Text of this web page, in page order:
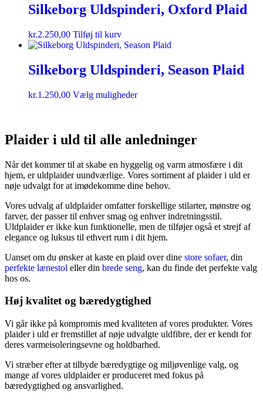
Silkeborg Uldspinderi, Oxford Plaid
kr.2.250,00 Tilføj til kurv
Silkeborg Uldspinderi, Season Plaid
kr.1.250,00 Vælg muligheder
Plaider i uld til alle anledninger
Når det kommer til at skabe en hyggelig og varm atmosfære i dit
hjem, er uldplaider uundværlige. Vores sortiment af plaider i uld er
nøje udvalgt for at imødekomme dine behov.
Vores udvalg af uldplaider omfatter forskellige stilarter, mønstre og
farver, der passer til enhver smag og enhver indretningsstil.
Uldplaider er ikke kun funktionelle, men de tilføjer også et strejf af
elegance og luksus til ethvert rum i dit hjem.
Uanset om du ønsker at kaste en plaid over dine store sofaer, din
perfekte lænestol eller din brede seng, kan du finde det perfekte valg
hos os.
Høj kvalitet og bæredygtighed
Vi går ikke på kompromis med kvaliteten af vores produkter. Vores
plaider i uld er fremstillet af nøje udvalgte uldfibre, der er kendt for
deres varmeisoleringsevne og holdbarhed.
Vi stræber efter at tilbyde bæredygtige og miljøvenlige valg, og
mange af vores uldplaider er produceret med fokus på
bæredygtighed og ansvarlighed.